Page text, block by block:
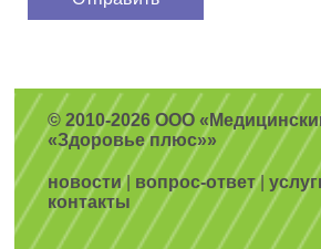
© 2010-2026 ООО
«Здоровье плюс»»
новости| вопрос-ответ|
контакты